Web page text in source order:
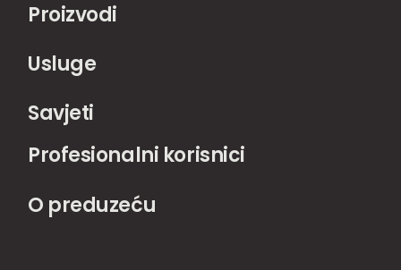
Proizvodi
Usluge
Savjeti
Profesionalni korisnici
O preduzeću